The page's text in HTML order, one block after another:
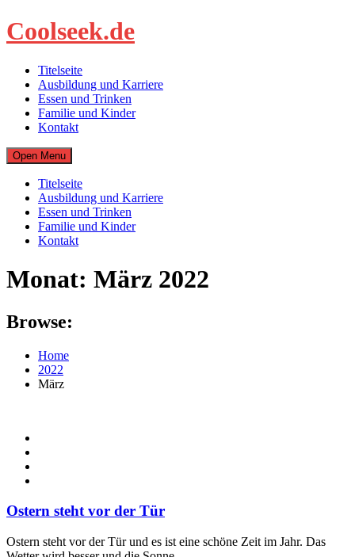
Skip
to
Coolseek.de
Titelseite
Ausbildung und Karriere
Essen und Trinken
Familie und Kinder
Kontakt
Open Menu
Titelseite
Ausbildung und Karriere
Essen und Trinken
Familie und Kinder
Kontakt
Monat: März 2022
Browse:
Home
2022
März
Ostern steht vor der Tür
Ostern steht vor der Tür und es ist eine schöne Zeit im Jahr. Das